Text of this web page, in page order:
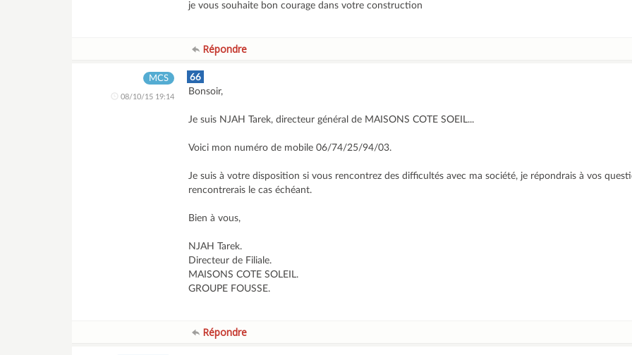
je vous souhaite bon courage dans votre construction
Répondre
MCS
08/10/15 19:14
66
Bonsoir,
Je suis NJAH Tarek, directeur général de MAISONS COTE SOEIL...
Voici mon numéro de mobile 06/74/25/94/03.
Je suis à votre disposition si vous rencontrez des difficultés avec ma société, je répondrais à vos
rencontrerais le cas échéant.
Bien à vous,
NJAH Tarek.
Directeur de Filiale.
MAISONS COTE SOLEIL.
GROUPE FOUSSE.
Répondre